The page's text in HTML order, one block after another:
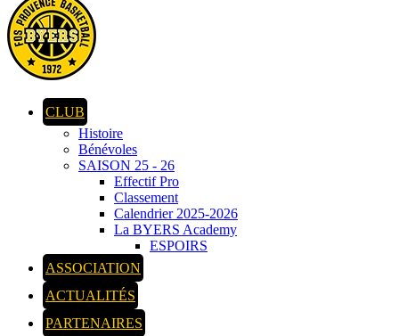
CLUB
Histoire
Bénévoles
SAISON 25 - 26
Effectif Pro
Classement
Calendrier 2025-2026
La BYERS Academy
ESPOIRS
ASSOCIATION
ACTUALITÉS
PARTENAIRES